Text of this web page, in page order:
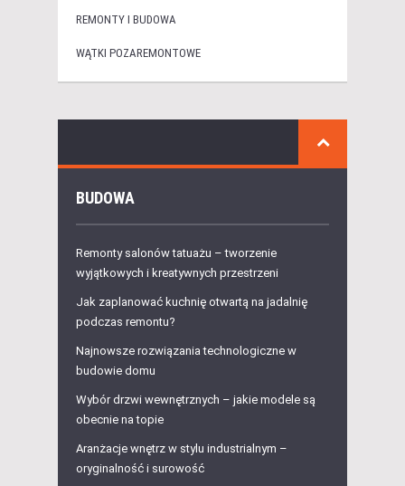
REMONTY I BUDOWA
WĄTKI POZAREMONTOWE
BUDOWA
Remonty salonów tatuażu – tworzenie
wyjątkowych i kreatywnych przestrzeni
Jak zaplanować kuchnię otwartą na jadalnię
podczas remontu?
Najnowsze rozwiązania technologiczne w
budowie domu
Wybór drzwi wewnętrznych – jakie modele są
obecnie na topie
Aranżacje wnętrz w stylu industrialnym –
oryginalność i surowość